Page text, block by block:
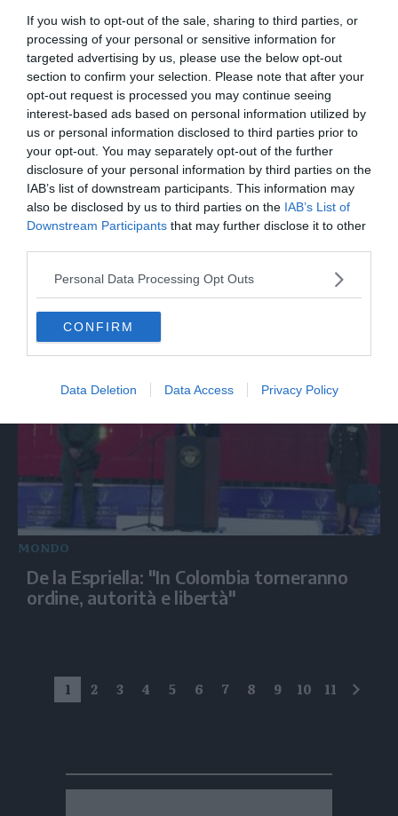
If you wish to opt-out of the sale, sharing to third parties, or
processing of your personal or sensitive information for
targeted advertising by us, please use the below opt-out
section to confirm your selection. Please note that after your
opt-out request is processed you may continue seeing
interest-based ads based on personal information utilized by
us or personal information disclosed to third parties prior to
your opt-out. You may separately opt-out of the further
disclosure of your personal information by third parties on the
IAB’s list of downstream participants. This information may
also be disclosed by us to third parties on the IAB’s List of
Downstream Participants that may further disclose it to other
Personal Data Processing Opt Outs
CONFIRM
Data Deletion Data Access Privacy Policy
Ultimo saluto a Guccini tra applausi e
commozione a Pavana
Da Bolzano alla Mongolia con una Panda
da 150 euro
MONDO
De la Espriella: "In Colombia torneranno
ordine, autorità e libertà"
1 2 3 4 5 6 7 8 9 10 11